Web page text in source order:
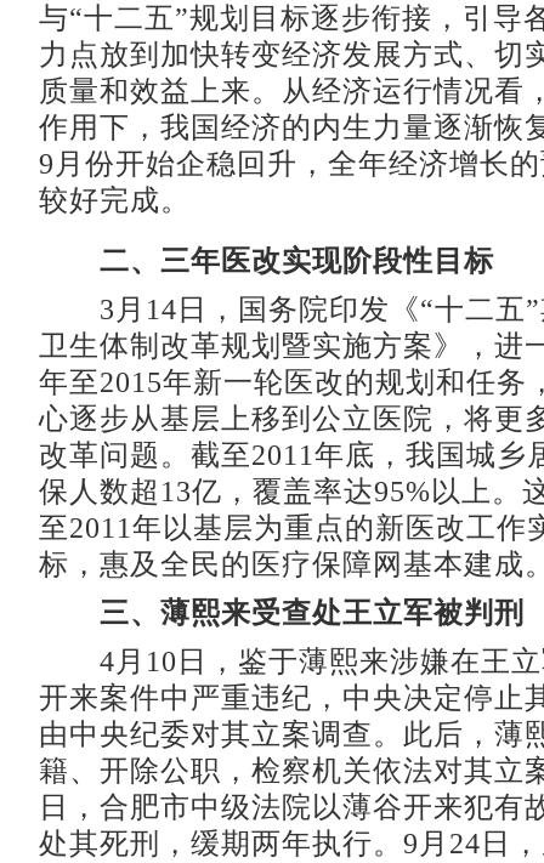
与“十二五”规划目标逐步衔接，引导
力点放到加快转变经济发展方式、切
质量和效益上来。从经济运行情况看
作用下，我国经济的内生力量逐渐恢
9月份开始企稳回升，全年经济增长
较好完成。
二、三年医改实现阶段性目标
3月14日，国务院印发《“十二五”
卫生体制改革规划暨实施方案》，进
年至2015年新一轮医改的规划和任务
心逐步从基层上移到公立医院，将更
改革问题。截至2011年底，我国城乡
保人数超13亿，覆盖率达95%以上。
至2011年以基层为重点的新医改工作
标，惠及全民的医疗保障网基本建成
三、薄熙来受查处王立军被判刑
4月10日，鉴于薄熙来涉嫌在王立
开来案件中严重违纪，中央决定停止
由中央纪委对其立案调查。此后，薄
籍、开除公职，检察机关依法对其立
日，合肥市中级法院以薄谷开来犯有
处其死刑，缓期两年执行。9月24日